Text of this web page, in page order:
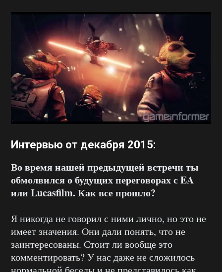
Интервью от декабря 2015:
Во время нашей предыдущей встречи ты
обмолвился о будущих переговорах сEA
или Lucasfilm. Как все прошло?
Я никогда не говорил с ними лично, но это не
имеет значения. Они дали понять, что не
заинтересованы. Стоит ли вообще это
комментировать? У нас даже не сложилось